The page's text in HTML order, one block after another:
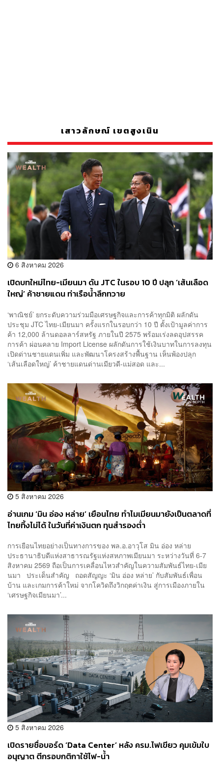
เสาวลักษณ์ เขตสูงเนิน
6 สิงหาคม 2026
เปิดบทใหม่ไทย-เมียนมา ดัน JTC ในรอบ 10 ปี ปลุก ‘เส้นเลือด
ใหญ่’ ค้าชายแดน ท่าเรือน้ำลึกทวาย
‘พาณิชย์’ ยกระดับความร่วมมือเศรษฐกิจและการค้าทุกมิติ ผลักดัน
ประชุม JTC ไทย-เมียนมา ครั้งแรกในรอบกว่า 10 ปี ตั้งเป้ามูลค่าการ
ค้า 12,000 ล้านดอลลาร์สหรัฐ ภายในปี 2575 พร้อมเร่งลดอุปสรรค
การค้า ผ่อนคลาย Import License ผลักดันการใช้เงินบาทในการลงทุน
เปิดด่านชายแดนเพิ่ม และพัฒนาโครงสร้างพื้นฐาน เห็นพ้องปลุก
‘เส้นเลือดใหญ่’ ค้าชายแดนด่านเมียวดี-แม่สอด และ...
5 สิงหาคม 2026
อ่านเกม ‘มิน อ่อง หล่าย’ เยือนไทย ทำไมเมียนมายังเป็นตลาดที่
ไทยทิ้งไม่ได้ ในวันที่ค่าเงินตก ทุนสำรองต่ำ
การเยือนไทยอย่างเป็นทางการของ พล.อ.อาวุโส มิน อ่อง หล่าย
ประธานาธิบดีแห่งสาธารณรัฐแห่งสหภาพเมียนมา ระหว่างวันที่ 6-7
สิงหาคม 2569 ถือเป็นการเคลื่อนไหวสำคัญในความสัมพันธ์ไทย-เมีย
นมา ประเด็นสำคัญ ถอดสัญญะ ‘มิน อ่อง หล่าย’ กับสัมพันธ์เพื่อน
บ้าน และเกมการค้าใหม่ จากโควิดถึงวิกฤตค่าเงิน สู่การเมืองภายใน
‘เศรษฐกิจเมียนมา’...
5 สิงหาคม 2026
เปิดรายชื่อบอร์ด ‘Data Center’ หลัง ครม.ไฟเขียว คุมเข้มใบ
อนุญาต ตีกรอบกติกาใช้ไฟ-น้ำ